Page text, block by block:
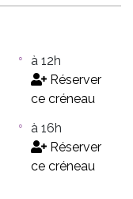
à 12h
Réserver
ce créneau
à 16h
Réserver
ce créneau